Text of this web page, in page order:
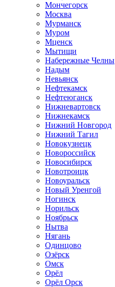
Мончегорск
Москва
Мурманск
Муром
Мценск
Мытищи
Набережные Челны
Надым
Невьянск
Нефтекамск
Нефтеюганск
Нижневартовск
Нижнекамск
Нижний Новгород
Нижний Тагил
Новокузнецк
Новороссийск
Новосибирск
Новотроицк
Новоуральск
Новый Уренгой
Ногинск
Норильск
Ноябрьск
Нытва
Нягань
Одинцово
Озёрск
Омск
Орёл
Орёл Орск